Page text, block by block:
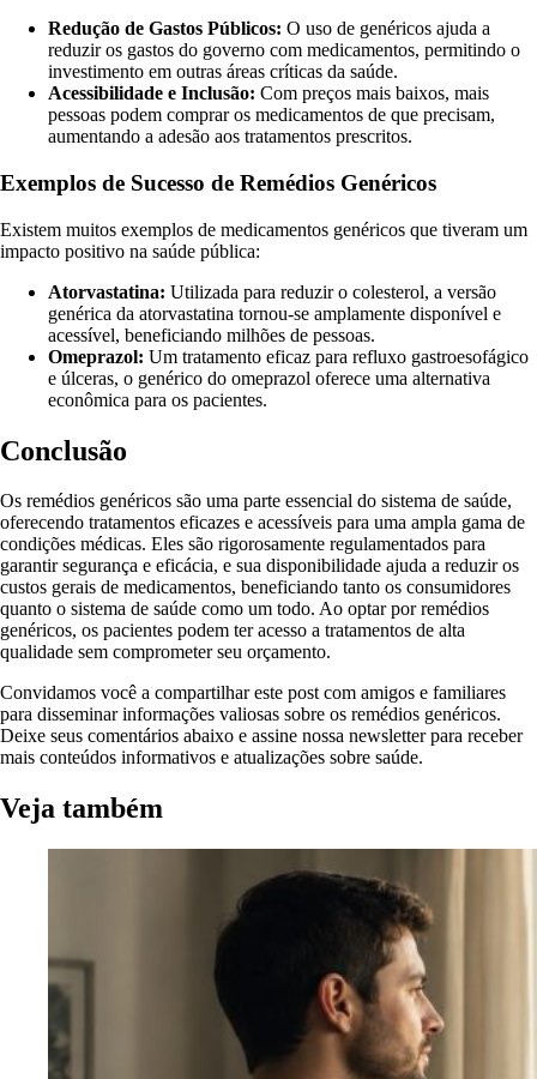
Redução de Gastos Públicos: O uso de genéricos ajuda a
reduzir os gastos do governo com medicamentos, permitindo o
investimento em outras áreas críticas da saúde.
Acessibilidade e Inclusão: Com preços mais baixos, mais
pessoas podem comprar os medicamentos de que precisam,
aumentando a adesão aos tratamentos prescritos.
Exemplos de Sucesso de Remédios Genéricos
Existem muitos exemplos de medicamentos genéricos que tiveram um
impacto positivo na saúde pública:
Atorvastatina: Utilizada para reduzir o colesterol, a versão
genérica da atorvastatina tornou-se amplamente disponível e
acessível, beneficiando milhões de pessoas.
Omeprazol: Um tratamento eficaz para refluxo gastroesofágico
e úlceras, o genérico do omeprazol oferece uma alternativa
econômica para os pacientes.
Conclusão
Os remédios genéricos são uma parte essencial do sistema de saúde,
oferecendo tratamentos eficazes e acessíveis para uma ampla gama de
condições médicas. Eles são rigorosamente regulamentados para
garantir segurança e eficácia, e sua disponibilidade ajuda a reduzir os
custos gerais de medicamentos, beneficiando tanto os consumidores
quanto o sistema de saúde como um todo. Ao optar por remédios
genéricos, os pacientes podem ter acesso a tratamentos de alta
qualidade sem comprometer seu orçamento.
Convidamos você a compartilhar este post com amigos e familiares
para disseminar informações valiosas sobre os remédios genéricos.
Deixe seus comentários abaixo e assine nossa newsletter para receber
mais conteúdos informativos e atualizações sobre saúde.
Veja também